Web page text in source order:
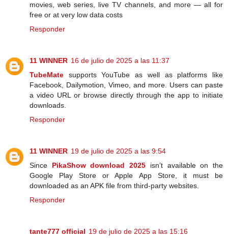
movies, web series, live TV channels, and more — all for
free or at very low data costs
Responder
11 WINNER 16 de julio de 2025 a las 11:37
TubeMate supports YouTube as well as platforms like
Facebook, Dailymotion, Vimeo, and more. Users can paste
a video URL or browse directly through the app to initiate
downloads.
Responder
11 WINNER 19 de julio de 2025 a las 9:54
Since PikaShow download 2025 isn’t available on the
Google Play Store or Apple App Store, it must be
downloaded as an APK file from third-party websites.
Responder
tante777 official 19 de julio de 2025 a las 15:16